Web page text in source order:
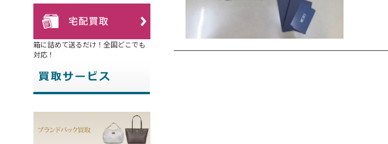
箱に詰めて送るだけ！全国どこでも
対応！